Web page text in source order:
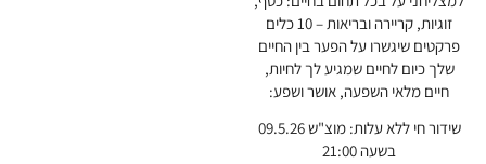
זוגיות, קריירה ובריאות – 10 כלים
על הפער בין החיים
שמגיע לך לחיות,
השפעה, אושר ושפע:
שידור חי ללא עלות: מוצ"ש 09.5.26